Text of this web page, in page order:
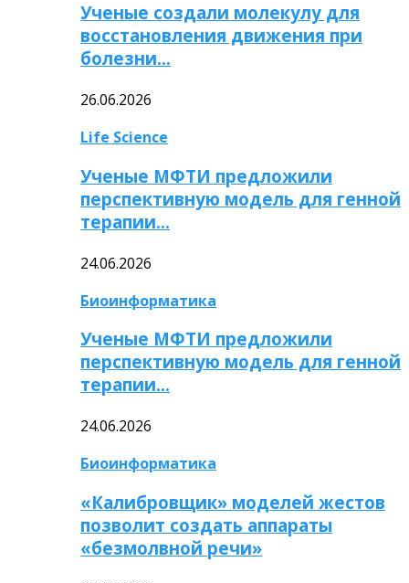
Ученые создали молекулу для
восстановления движения при
болезни…
26.06.2026
Life Science
Ученые МФТИ предложили
перспективную модель для генной
терапии…
24.06.2026
Биоинформатика
Ученые МФТИ предложили
перспективную модель для генной
терапии…
24.06.2026
Биоинформатика
«Калибровщик» моделей жестов
позволит создать аппараты
«безмолвной речи»